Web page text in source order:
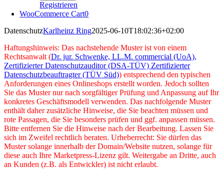
Registrieren
WooCommerce Cart0
DatenschutzKarlheinz Ring2025-06-10T18:02:36+02:00
Haftungshinweis: Das nachstehende Muster ist von einem
Rechtsanwalt (Dr. jur. Schwenke, LL.M. commercial (UoA),
Zertifizierter Datenschutzauditor (DSA-TÜV) Zertifizierter
Datenschutzbeauftragter (TÜV Süd)) entsprechend den typischen
Anforderungen eines Onlineshops erstellt worden. Jedoch sollten
Sie das Muster nur nach sorgfältiger Prüfung und Anpassung auf Ihr
konkretes Geschäftsmodell verwenden. Das nachfolgende Muster
enthält daher zusätzliche Hinweise, die Sie beachten müssen und
rote Passagen, die Sie besonders prüfen und ggf. anpassen müssen.
Bitte entfernen Sie die Hinweise nach der Bearbeitung. Lassen Sie
sich im Zweifel rechtlich beraten. Urheberrecht: Sie dürfen das
Muster solange innerhalb der Domain/Website nutzen, solange für
diese auch Ihre Marketpress-Lizenz gilt. Weitergabe an Dritte, auch
an Kunden (z.B. als Entwickler) ist nicht erlaubt.